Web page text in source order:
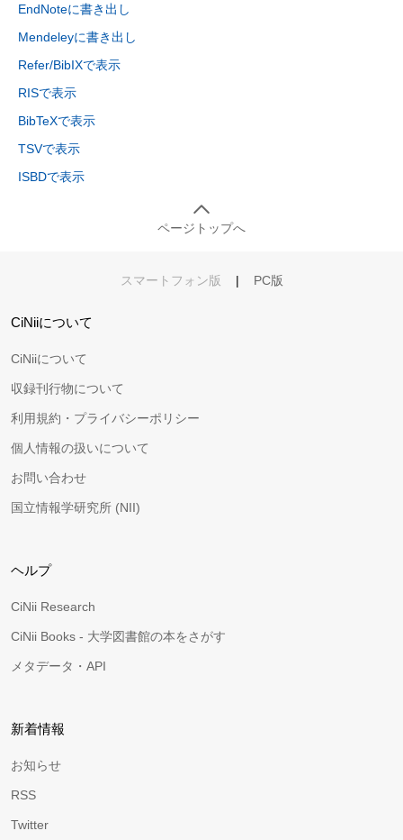
EndNoteに書き出し
Mendeleyに書き出し
Refer/BibIXで表示
RISで表示
BibTeXで表示
TSVで表示
ISBDで表示
ページトップへ
スマートフォン版 | PC版
CiNiiについて
CiNiiについて
収録刊行物について
利用規約・プライバシーポリシー
個人情報の扱いについて
お問い合わせ
国立情報学研究所 (NII)
ヘルプ
CiNii Research
CiNii Books - 大学図書館の本をさがす
メタデータ・API
新着情報
お知らせ
RSS
Twitter